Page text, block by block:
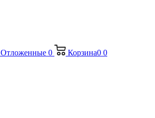
Отложенные 0 Корзина0 0